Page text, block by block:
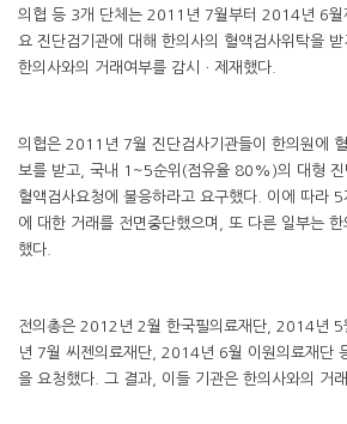
의협 등 3개 단체는 2011년 7월부터 2014년 6월
요 진단검기관에 대해 한의사의 혈액검사위탁을
한의사와의 거래여부를 감시ㆍ제재했다.
의협은 2011년 7월 진단검사기관들이 한의원에
보를 받고, 국내 1~5순위(점유율 80%)의 대형 진
혈액검사요청에 불응하라고 요구했다. 이에 따라
에 대한 거래를 전면중단했으며, 또 다른 일부는
했다.
전의총은 2012년 2월 한국필의료재단, 2014년
년 7월 씨젠의료재단, 2014년 6월 이원의료재단
을 요청했다. 그 결과, 이들 기관은 한의사와의 거